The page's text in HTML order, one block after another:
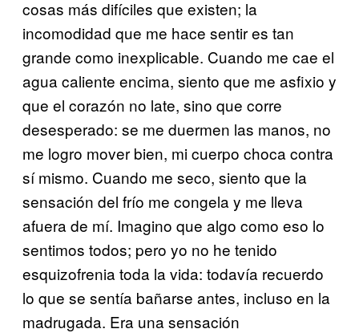
cosas más difíciles que existen; la
incomodidad que me hace sentir es tan
grande como inexplicable. Cuando me cae el
agua caliente encima, siento que me asfixio y
que el corazón no late, sino que corre
desesperado: se me duermen las manos, no
me logro mover bien, mi cuerpo choca contra
sí mismo. Cuando me seco, siento que la
sensación del frío me congela y me lleva
afuera de mí. Imagino que algo como eso lo
sentimos todos; pero yo no he tenido
esquizofrenia toda la vida: todavía recuerdo
lo que se sentía bañarse antes, incluso en la
madrugada. Era una sensación